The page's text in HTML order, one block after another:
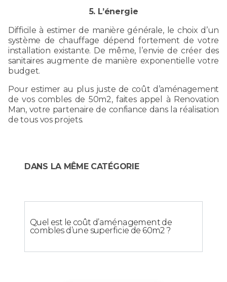
5. L’énergie
Difficile à estimer de manière générale, le choix d’un
système de chauffage dépend fortement de votre
installation existante. De même, l’envie de créer des
sanitaires augmente de manière exponentielle votre
budget.
Pour estimer au plus juste de coût d’aménagement
de vos combles de 50m2, faites appel à Renovation
Man, votre partenaire de confiance dans la réalisation
de tous vos projets.
DANS LA MÊME CATÉGORIE
Quel est le coût d’aménagement de
combles d’une superficie de 60m2 ?